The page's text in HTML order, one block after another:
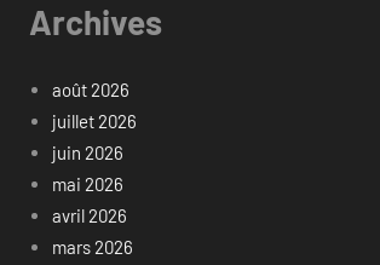
Archives
août 2026
juillet 2026
juin 2026
mai 2026
avril 2026
mars 2026